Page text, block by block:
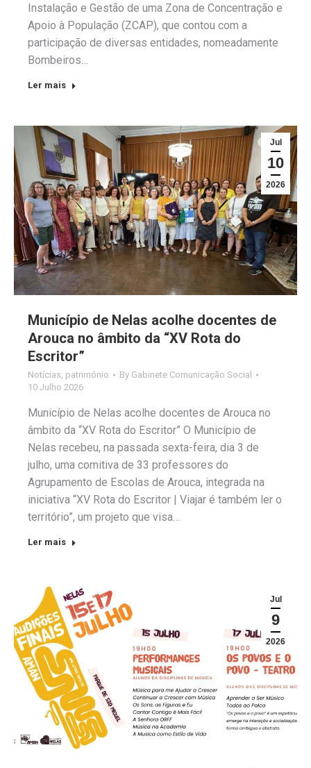
Instalação e Gestão de uma Zona de Concentração e
Apoio à População (ZCAP), que contou com a
participação de diversas entidades, nomeadamente
Bombeiros…
Ler mais
Jul
10
2026
Município de Nelas acolhe docentes de
Arouca no âmbito da “XV Rota do
Escritor”
Notícias, património By Gabinete Comunicação Social
10 Julho 2026
Município de Nelas acolhe docentes de Arouca no
âmbito da “XV Rota do Escritor” O Município de
Nelas recebeu, na passada sexta-feira, dia 3 de
julho, uma comitiva de 33 professores do
Agrupamento de Escolas de Arouca, integrada na
iniciativa “XV Rota do Escritor | Viajar é também ler o
território”, um projeto que visa…
Ler mais
Jul
9
2026